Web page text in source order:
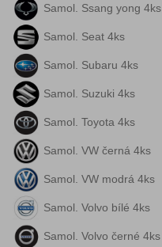
Samol. Ssang yong 4ks
Samol. Seat 4ks
Samol. Subaru 4ks
Samol. Suzuki 4ks
Samol. Toyota 4ks
Samol. VW černá 4ks
Samol. VW modrá 4ks
Samol. Volvo bílé 4ks
Samol. Volvo černé 4ks